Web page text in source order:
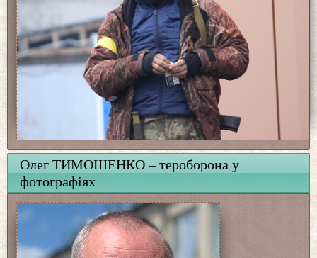
Олег ТИМОШЕНКО – тероборона у
фотографіях